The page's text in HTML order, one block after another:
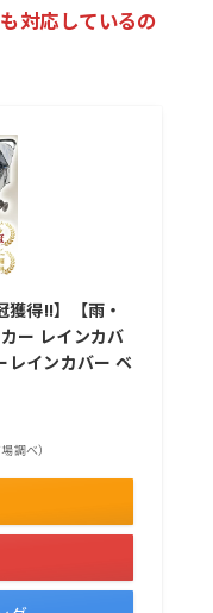
対応しているの
得!!】【雨・
ー レインカバ
レインカバー ベ
調べ）